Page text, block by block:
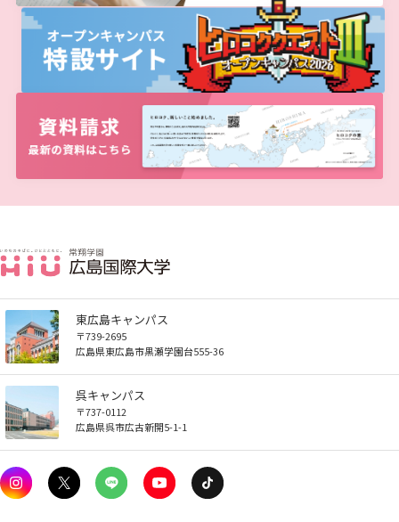
よくある質問
図書館だより『Library News』
お知らせ
自然災害時等の図書館の閉館について
東広島キャンパス
〒739-2695
広島県東広島市黒瀬学園台555-36
呉キャンパス
〒737-0112
広島県呉市広古新開5-1-1